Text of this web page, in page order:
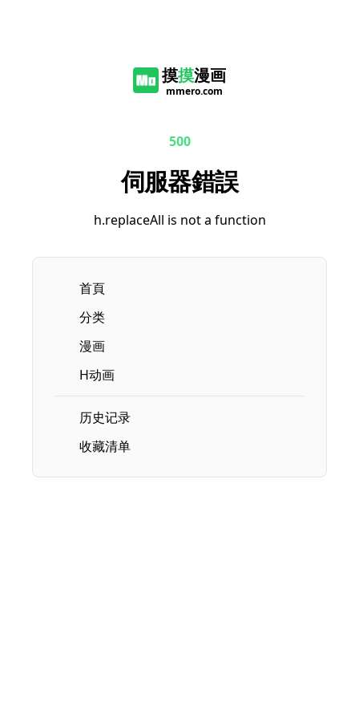
摸摸漫画
mmero.com
500
伺服器錯誤
h.replaceAll is not a function
首頁
分类
漫画
H动画
历史记录
收藏清单